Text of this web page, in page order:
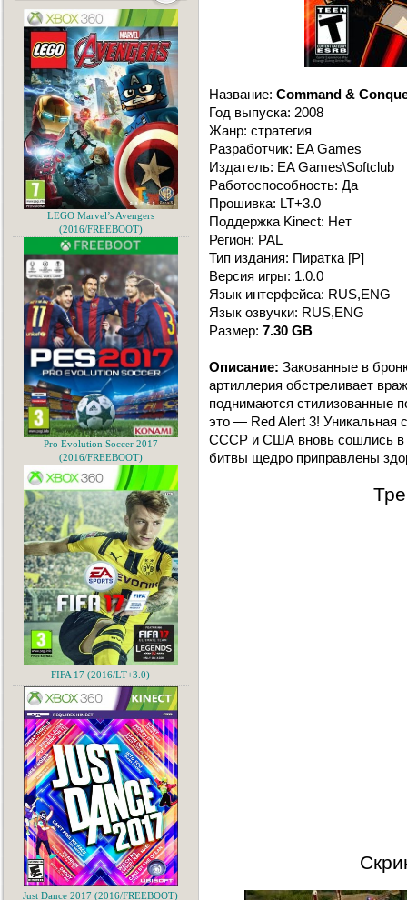
Название: Command &
Год выпуска: 2008
Жанр: стратегия
Разработчик: EA Games
Издатель: EA Games\Softclub
Работоспособность: Да
Прошивка: LT+3.0
Поддержка Kinect: Нет
Регион: PAL
Тип издания: Пиратка [P]
Версия игры: 1.0.0
Язык интерфейса: RUS,ENG
Язык озвучки: RUS,ENG
Размер: 7.30 GB
Описание: Закованные в
артиллерия обстреливает
поднимаются стилизованные
это — Red Alert 3! Уникальная
СССР и США вновь сошлись в
битвы щедро приправлены
LEGO Marvel’s Avengers
(2016/FREEBOOT)
Pro Evolution Soccer 2017
(2016/FREEBOOT)
FIFA 17 (2016/LT+3.0)
Just Dance 2017 (2016/FREEBOOT)